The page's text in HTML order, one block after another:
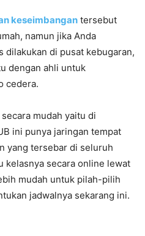
keseimbangan tersebut
namun jika Anda
dilakukan di pusat kebugaran,
dengan ahli untuk
cedera.
mudah yaitu di
ini punya jaringan tempat
yang tersebar di seluruh
kelasnya secara online lewat
mudah untuk pilah-pilih
jadwalnya sekarang ini.